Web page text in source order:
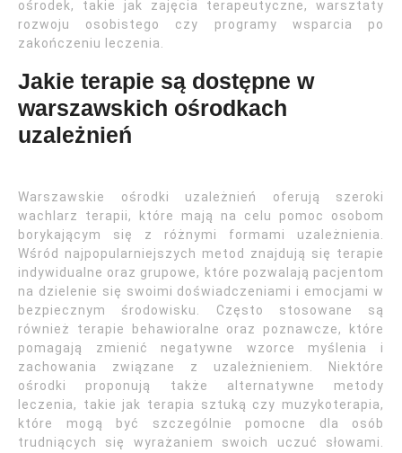
ośrodek, takie jak zajęcia terapeutyczne, warsztaty
rozwoju osobistego czy programy wsparcia po
zakończeniu leczenia.
Jakie terapie są dostępne w
warszawskich ośrodkach
uzależnień
Warszawskie ośrodki uzależnień oferują szeroki
wachlarz terapii, które mają na celu pomoc osobom
borykającym się z różnymi formami uzależnienia.
Wśród najpopularniejszych metod znajdują się terapie
indywidualne oraz grupowe, które pozwalają pacjentom
na dzielenie się swoimi doświadczeniami i emocjami w
bezpiecznym środowisku. Często stosowane są
również terapie behawioralne oraz poznawcze, które
pomagają zmienić negatywne wzorce myślenia i
zachowania związane z uzależnieniem. Niektóre
ośrodki proponują także alternatywne metody
leczenia, takie jak terapia sztuką czy muzykoterapia,
które mogą być szczególnie pomocne dla osób
trudniących się wyrażaniem swoich uczuć słowami.